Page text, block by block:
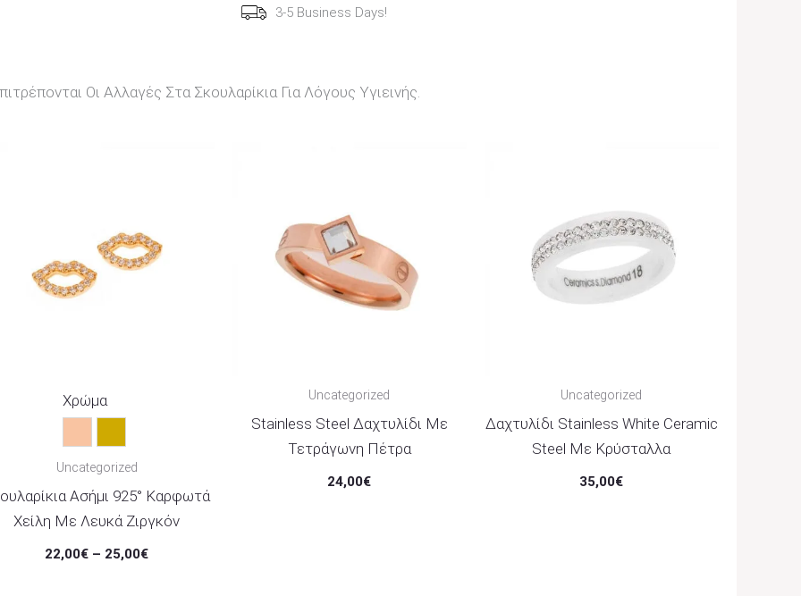
3-5 Business Days!
Οι Αλλαγές Στα Σκουλαρίκια Για Λόγους Υγιεινής.
Χρώμα
Rose Gold
Χρυσό
Uncategorized
Ασήμι 925° Καρφωτά
Χείλη Με Λευκά Ζιργκόν
22,00€ – 25,00€
Uncategorized
Stainless Steel Δαχτυλίδι Με
Τετράγωνη Πέτρα
24,00€
Uncategorized
Δαχτυλίδι Stainless White Ceramic
Steel Με Κρύσταλλα
35,00€